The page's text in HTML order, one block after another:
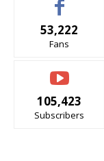
53,222
Fans
105,423
Subscribers